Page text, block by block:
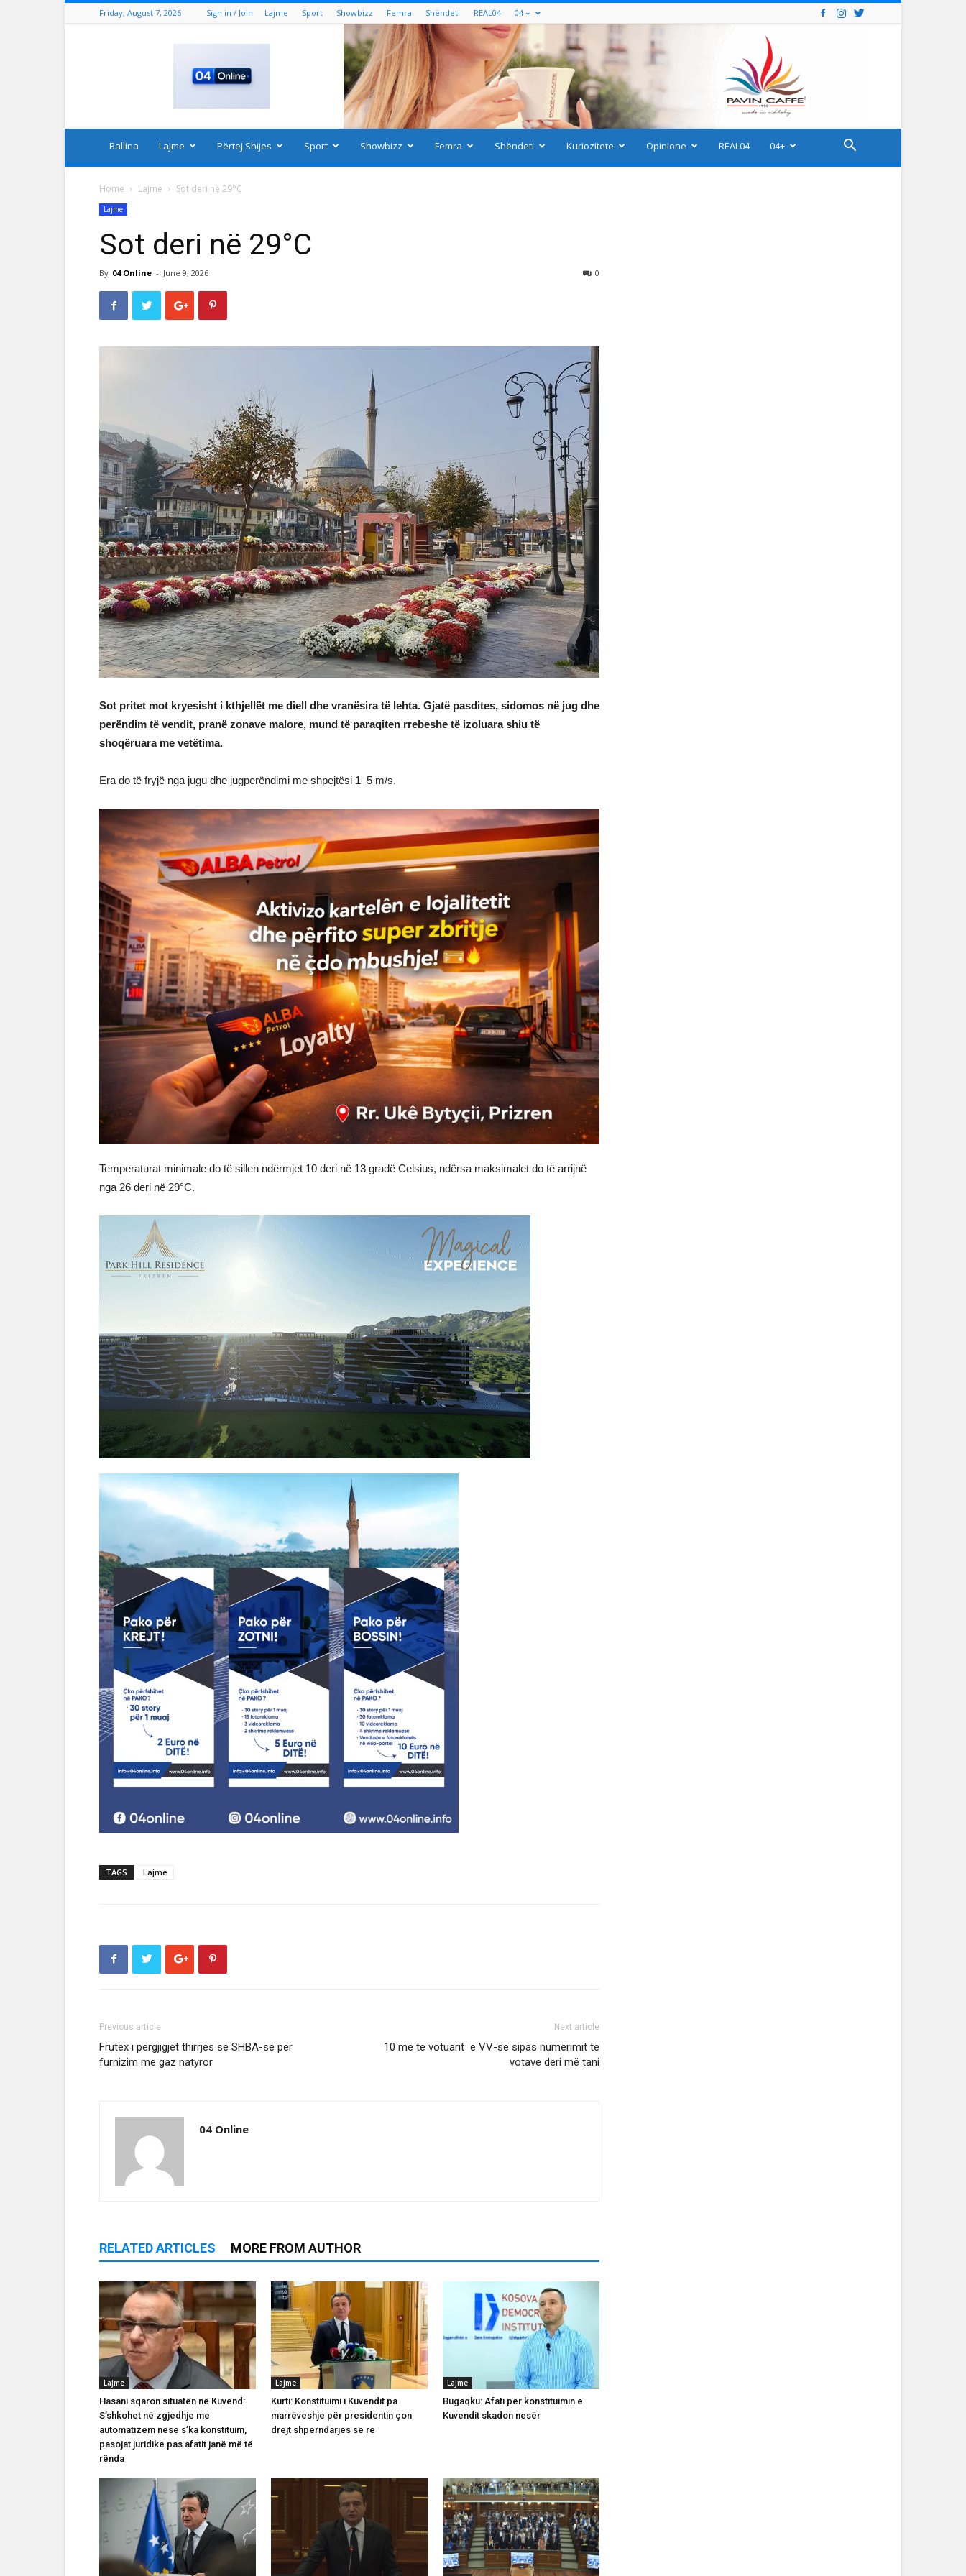
Friday, August 7, 2026 Sign in / Join Lajme Sport Showbizz Femra Shëndeti REAL04 04 +
Ballina Lajme Përtej Shijes Sport Showbizz Femra Shëndeti Kuriozitete Opinione REAL04 04+
Home Lajme Sot deri në 29°C
Lajme
Sot deri në 29°C
By 04 Online - June 9, 2026 0
Sot pritet mot kryesisht i kthjellët me diell dhe vranësira të lehta. Gjatë pasdites, sidomos në jug dhe
perëndim të vendit, pranë zonave malore, mund të paraqiten rrebeshe të izoluara shiu të
shoqëruara me vetëtima.
Era do të fryjë nga jugu dhe jugperëndimi me shpejtësi 1–5 m/s.
Temperaturat minimale do të sillen ndërmjet 10 deri në 13 gradë Celsius, ndërsa maksimalet do të arrijnë
nga 26 deri në 29°C.
TAGS Lajme
Previous article
Frutex i përgjigjet thirrjes së SHBA-së për
furnizim me gaz natyror
Next article
10 më të votuarit e VV-së sipas numërimit të
votave deri më tani
04 Online
RELATED ARTICLES MORE FROM AUTHOR
Lajme
Hasani sqaron situatën në Kuvend:
S’shkohet në zgjedhje me
automatizëm nëse s’ka konstituim,
pasojat juridike pas afatit janë më të
rënda
Lajme
Kurti: Konstituimi i Kuvendit pa
marrëveshje për presidentin çon
drejt shpërndarjes së re
Lajme
Bugaqku: Afati për konstituimin e
Kuvendit skadon nesër